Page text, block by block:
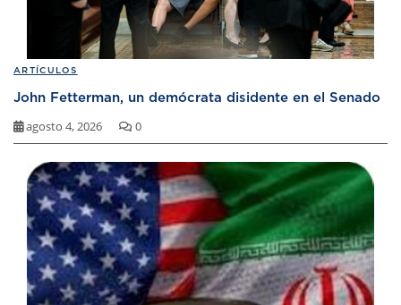
ARTÍCULOS
John Fetterman, un demócrata disidente en el Senado
agosto 4, 2026 0